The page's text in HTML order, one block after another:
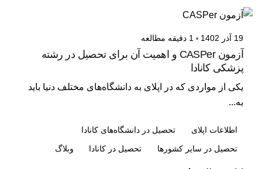
19 آذر 1402 1 دقیقه مطالعه
آزمون CASPer و اهمیت آن برای تحصیل در رشته
پزشکی کانادا
یکی از مواردی که در اپلای به دانشگاه‌های مختلف دنیا باید
به...
اطلاعات اپلای
تحصیل در دانشگاه‌های کانادا
تحصیل در سایر کشورها
تحصیل در کانادا وبلاگ